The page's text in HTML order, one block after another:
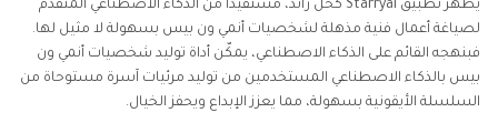
يظهر تطبيق Starryai كحل رائد، مستفيدًا من الذكاء الاصطناعي المتقدم
لصياغة أعمال فنية مذهلة لشخصيات أنمي ون بيس بسهولة لا مثيل لها.
فبنهجه القائم على الذكاء الاصطناعي، يمكّن أداة توليد شخصيات أنمي ون
بيس بالذكاء الاصطناعي المستخدمين من توليد مرئيات آسرة مستوحاة من
السلسلة الأيقونية بسهولة، مما يعزز الإبداع ويحفز الخيال.